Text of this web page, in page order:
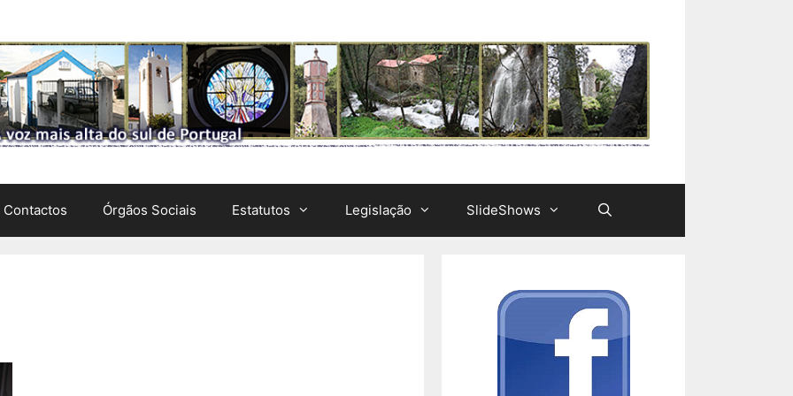
Contactos Órgãos Sociais Estatutos Legislação SlideShows